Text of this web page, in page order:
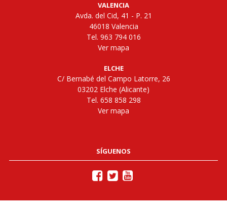
VALENCIA
Avda. del Cid, 41 - P. 21
46018 Valencia
Tel. 963 794 016
Ver mapa
ELCHE
C/ Bernabé del Campo Latorre, 26
03202 Elche (Alicante)
Tel. 658 858 298
Ver mapa
SÍGUENOS